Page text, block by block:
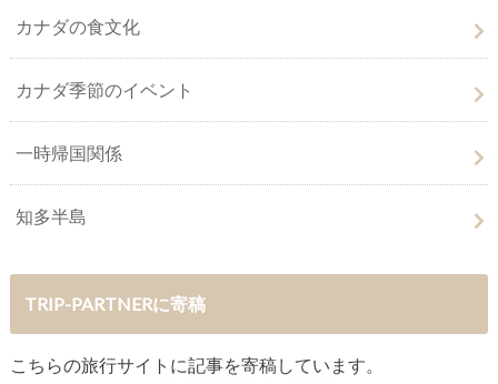
カナダの食文化
カナダ季節のイベント
一時帰国関係
知多半島
TRIP-PARTNERに寄稿
こちらの旅行サイトに記事を寄稿しています。